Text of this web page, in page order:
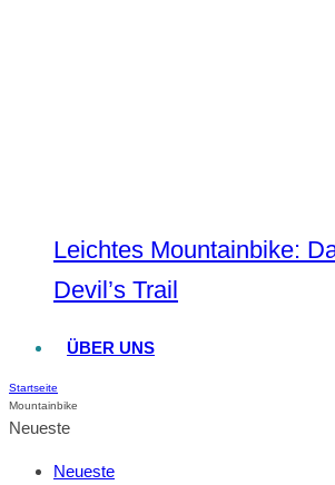
Leichtes Mountainbike:
Devil’s Trail
ÜBER UNS
Startseite
Mountainbike
Neueste
Neueste